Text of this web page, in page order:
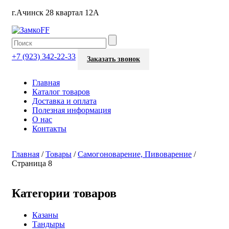
г.Ачинск 28 квартал 12А
+7 (923) 342-22-33 Заказать звонок
Главная
Каталог товаров
Доставка и оплата
Полезная информация
О нас
Контакты
Главная /Товары /Самогоноварение, Пивоварение /
Страница 8
Категории товаров
Казаны
Тандыры